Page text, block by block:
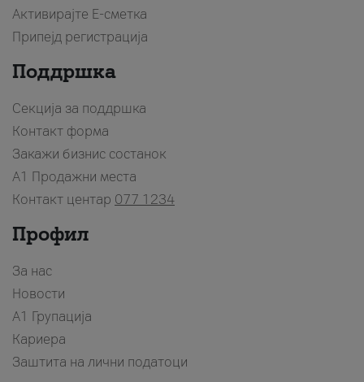
Активирајте Е-сметка
Припејд регистрација
Поддршка
Секција за поддршка
Контакт форма
Закажи бизнис состанок
A1 Продажни места
Контакт центар 077 1234
Профил
За нас
Новости
А1 Групација
Кариера
Заштита на лични податоци